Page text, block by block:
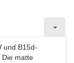
und B15d-
Die matte